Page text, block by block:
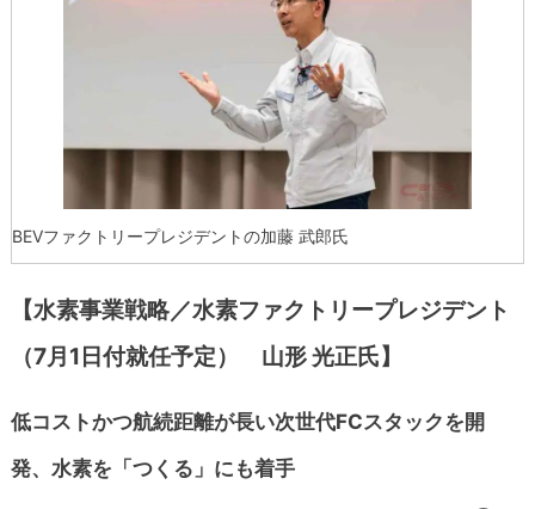
BEVファクトリープレジデントの加藤 武郎氏
【水素事業戦略／水素ファクトリープレジデント
（7月1日付就任予定）
山形 光正氏】
低コストかつ航続距離が長い次世代FCスタックを開
発、水素を「つくる」にも着手